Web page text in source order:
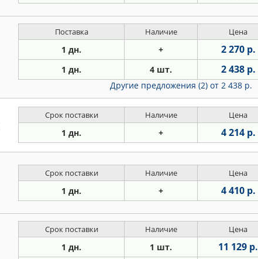
Поставка Наличие Цена
1 дн. + 2 270 р.
1 дн. 4 шт. 2 438 р.
Другие предложения (2) от 2 438 р.
Срок поставки Наличие Цена
1 дн. + 4 214 р.
Срок поставки Наличие Цена
1 дн. + 4 410 р.
Срок поставки Наличие Цена
1 дн. 1 шт. 11 129 р.